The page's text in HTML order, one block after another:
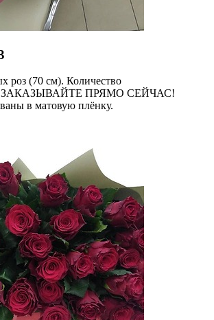
роз (70 см). Количество
ЗАКАЗЫВАЙТЕ ПРЯМО СЕЙЧАС!
в матовую плёнку.